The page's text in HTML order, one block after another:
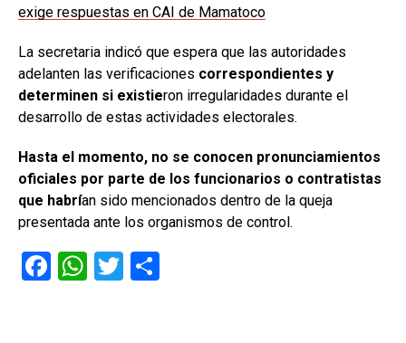
exige respuestas en CAI de Mamatoco
La secretaria indicó que espera que las autoridades
adelanten las verificaciones correspondientes y
determinen si existieron irregularidades durante el
desarrollo de estas actividades electorales.
Hasta el momento, no se conocen pronunciamientos
oficiales por parte de los funcionarios o contratistas
que habrían sido mencionados dentro de la queja
presentada ante los organismos de control.
F
W T